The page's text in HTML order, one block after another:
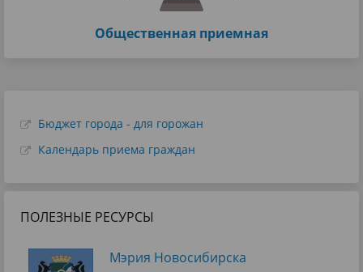
Общественная приемная
Бюджет города - для горожан
Календарь приема граждан
ПОЛЕЗНЫЕ РЕСУРСЫ
Мэрия Новосибирска